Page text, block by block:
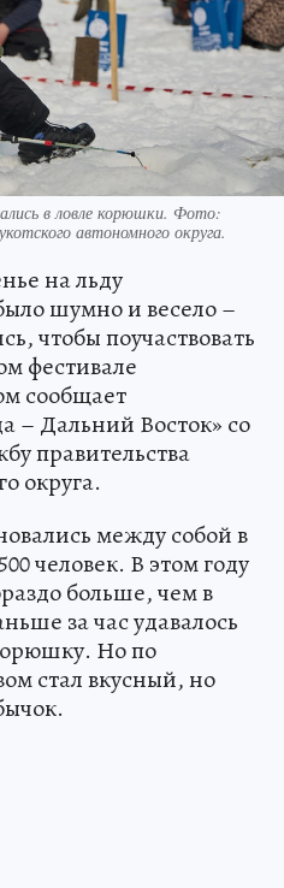
в ловле корюшки. Фото:
автономного округа.
на льду
шумно и весело –
чтобы поучаствовать
фестивале
сообщает
– Дальний Восток» со
правительства
округа.
между собой в
человек. В этом году
больше, чем в
за час удавалось
Но по
стал вкусный, но